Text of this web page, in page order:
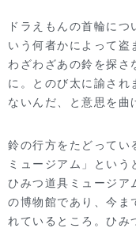
ドラえもんの首輪に
いう何者かによって盗
わざわざあの鈴を探さ
に。とのび太に諭され
ないんだ、と意思を曲
鈴の行方をたどってい
ミュージアム」という
ひみつ道具ミュージア
の博物館であり、今ま
れているところ。 ひみ